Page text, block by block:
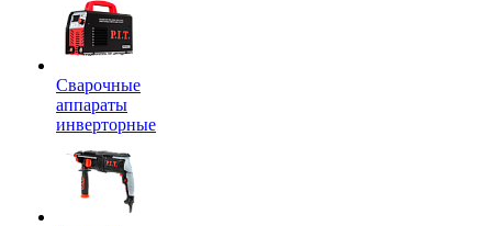
Сварочные
аппараты
инверторные